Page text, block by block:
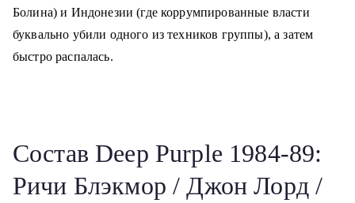
Болина) и Индонезии (где коррумпированные власти
буквально убили одного из техников группы), а затем
быстро распалась.
Состав Deep Purple 1984-89:
Ричи Блэкмор / Джон Лорд /